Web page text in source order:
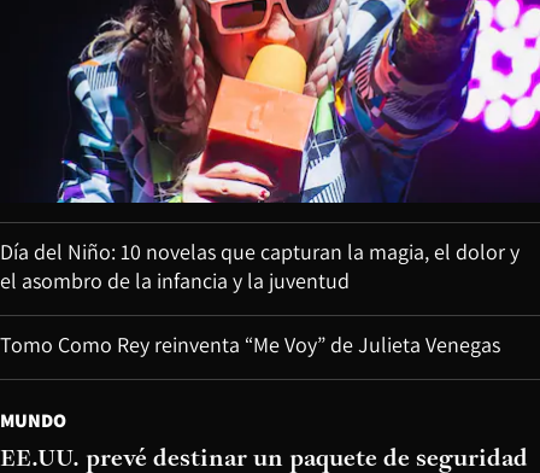
Día del Niño: 10 novelas que capturan la magia, el dolor y
el asombro de la infancia y la juventud
Tomo Como Rey reinventa “Me Voy” de Julieta Venegas
MUNDO
EE.UU. prevé destinar un paquete de seguridad